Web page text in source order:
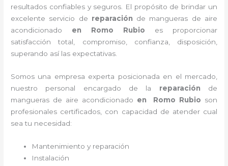
resultados confiables y seguros. El propósito de brindar un
excelente servicio de reparación de mangueras de aire
acondicionado en Romo Rubio
es proporcionar
satisfacción total, compromiso, confianza, disposición,
superando así las expectativas.
Somos una empresa experta posicionada en el mercado,
nuestro personal encargado de la reparación de
mangueras de aire acondicionado en Romo Rubio son
profesionales certificados, con capacidad de atender cual
sea tu necesidad:
Mantenimiento y reparación
Instalación